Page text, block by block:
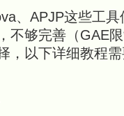
、APJP这些工
不够完善（GAE
，以下详细教程